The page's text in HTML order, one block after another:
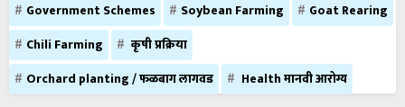
Government Schemes Soybean Farming
Goat Rearing
Chili Farming
कृषी प्रक्रिया
Orchard planting / फळबाग लागवड
Health मानवी आरोग्य